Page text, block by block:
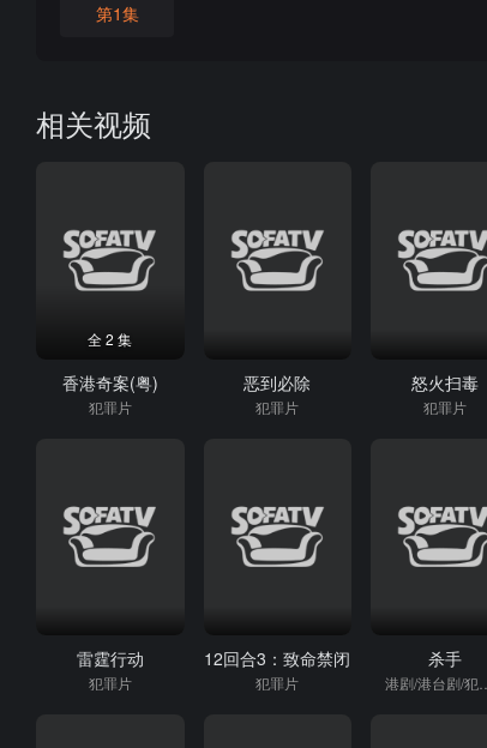
第1集
相关视频
全 2 集
香港奇案(粤)
犯罪片
恶到必除
犯罪片
怒火扫毒
犯罪片
雷霆行动
犯罪片
12回合3：致命禁闭
犯罪片
杀手